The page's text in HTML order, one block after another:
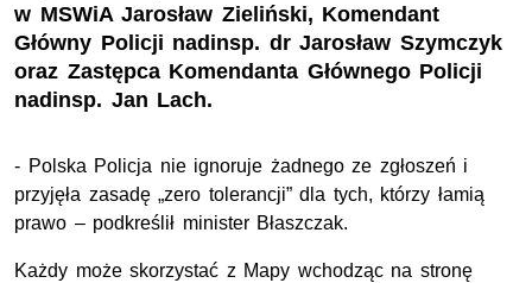
w MSWiA Jarosław Zieliński, Komendant
Główny Policji nadinsp. dr Jarosław Szymczyk
oraz Zastępca Komendanta Głównego Policji
nadinsp. Jan Lach.
- Polska Policja nie ignoruje żadnego ze zgłoszeń i
przyjęła zasadę „zero tolerancji” dla tych, którzy łamią
prawo – podkreślił minister Błaszczak.
Każdy może skorzystać z Mapy wchodząc na stronę